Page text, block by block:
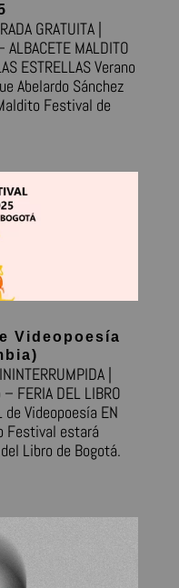
GRATUITA |
ALBACETE MALDITO
ESTRELLAS Verano
Abelardo Sánchez
Festival de
Videopoesía
|
FERIA DEL LIBRO
de Videopoesía EN
Festival estará
Libro de Bogotá.